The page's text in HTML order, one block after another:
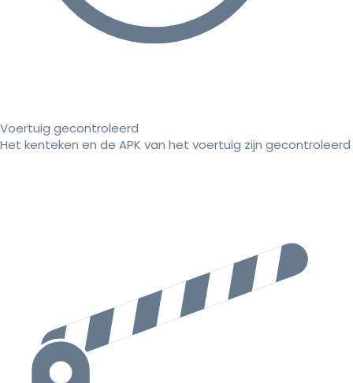
Voertuig gecontroleerd
Het kenteken en de APK van het voertuig zijn gecontroleerd